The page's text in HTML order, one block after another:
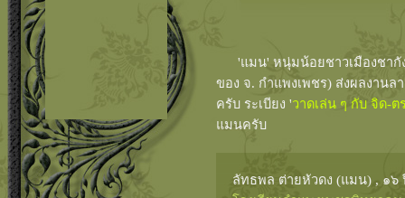
'แมน' หนุ่มน้อยชาวเมืองชากัง
ของ จ. กำแพงเพชร) ส่งผลงาน
ครับ ระเบียง 'วาดเล่น ๆ กับ จิด-ต
แมนครับ
ลัทธพล ต่ายหัวดง (แมน) , ๑๖